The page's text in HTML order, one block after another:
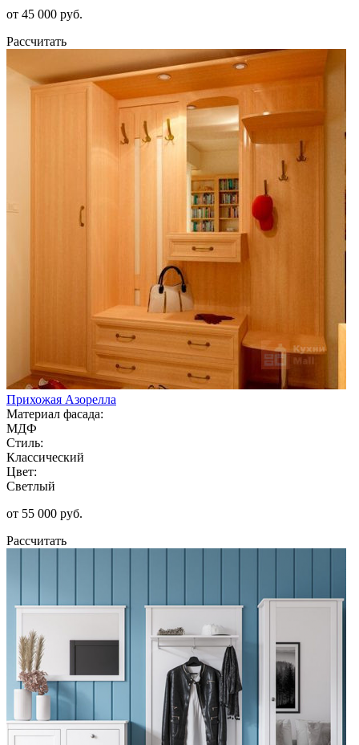
от 45 000 руб.
Рассчитать
Прихожая Азорелла
Материал фасада:
МДФ
Стиль:
Классический
Цвет:
Светлый
от 55 000 руб.
Рассчитать